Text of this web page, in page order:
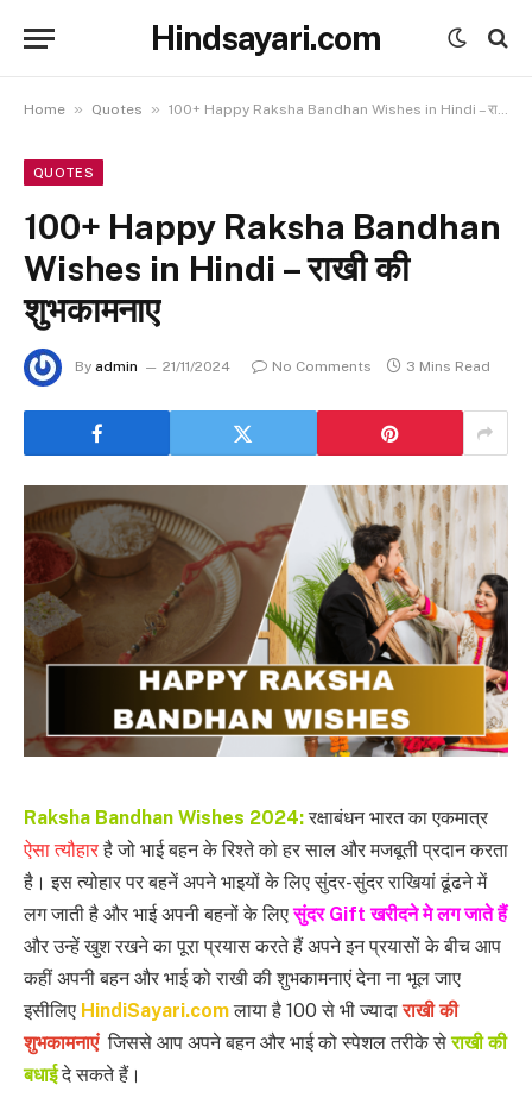
Hindsayari.com
Home » Quotes » 100+ Happy Raksha Bandhan Wishes in Hindi – राखी की शुभकामनाए
QUOTES
100+ Happy Raksha Bandhan
Wishes in Hindi – राखी की
शुभकामनाए
By admin 21/11/2024 No Comments 3 Mins Read
Raksha Bandhan Wishes 2024:रक्षाबंधन भारत का एकमात्र
ऐसा त्यौहारहै जो भाई बहन के रिश्ते को हर साल और मजबूती प्रदान करता
है। इस त्योहार पर बहनें अपने भाइयों के लिए सुंदर-सुंदर राखियां ढूंढने में
लग जाती है और भाई अपनी बहनों के लिएसुंदर Gift खरीदने मे लग जाते हैं
और उन्हें खुश रखने का पूरा प्रयास करते हैं अपने इन प्रयासों के बीच आप
कहीं अपनी बहन और भाई को राखी की शुभकामनाएं देना ना भूल जाए
इसीलिए HindiSayari.comलाया है 100 से भी ज्यादाराखी की
शुभकामनाएं जिससे आप अपने बहन और भाई को स्पेशल तरीके सेराखी की
बधाईदे सकते हैं।